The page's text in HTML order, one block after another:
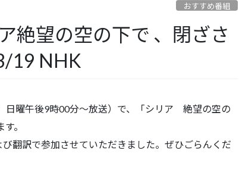
おすすめ番組
絶望の空の下で 、閉ざさ
19 NHK
日曜午後9時00分～放送）で、「シリア 絶望の空の
。
翻訳で参加させていただきました。ぜひごらんくだ